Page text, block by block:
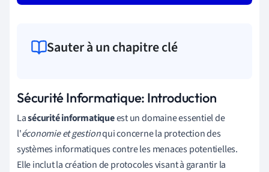
Sauter à un chapitre clé
Sécurité Informatique: Introduction
Lasécurité informatiqueest un domaine essentiel de
l'économie et gestionqui concerne la protection des
systèmes informatiques contre les menaces potentielles.
Elle inclut la création de protocoles visant à garantir la